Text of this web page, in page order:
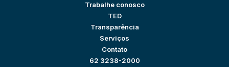
Trabalhe conosco
TED
Transparência
Serviços
Contato
62 3238-2000